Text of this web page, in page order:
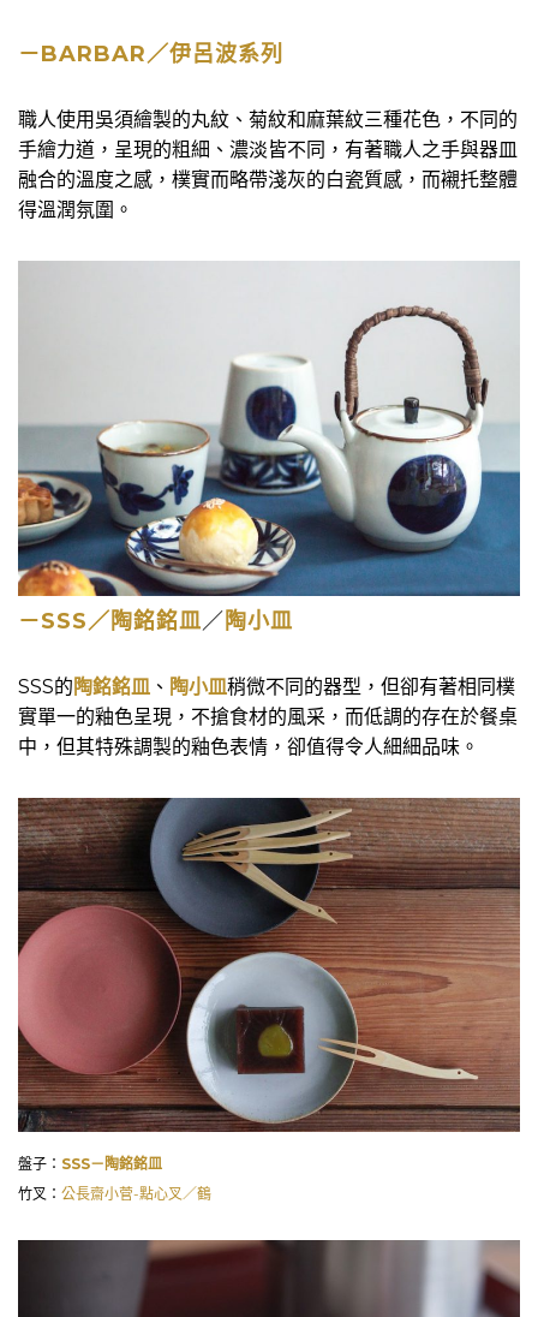
－BARBAR／伊呂波系列
職人使用吳須繪製的丸紋、菊紋和麻葉紋三種花色，不同的
手繪力道，呈現的粗細、濃淡皆不同，有著職人之手與器皿
融合的溫度之感，樸實而略帶淺灰的白瓷質感，而襯托整體
得溫潤氛圍。
－SSS／陶銘銘皿／陶小皿
SSS的 陶銘銘皿 、 陶小皿稍微不同的器型，但卻有著相同樸
實單一的釉色呈現，不搶食材的風采，而低調的存在於餐桌
中，但其特殊調製的釉色表情，卻值得令人細細品味。
盤子： SSS－陶銘銘皿
竹叉： 公長齋小菅-點心叉／鶴